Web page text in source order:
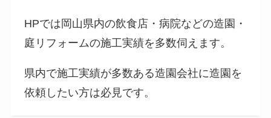
HPでは岡山県内の飲食店・病院などの造園・
庭リフォームの施工実績を多数伺えます。
県内で施工実績が多数ある造園会社に造園を
依頼したい方は必見です。